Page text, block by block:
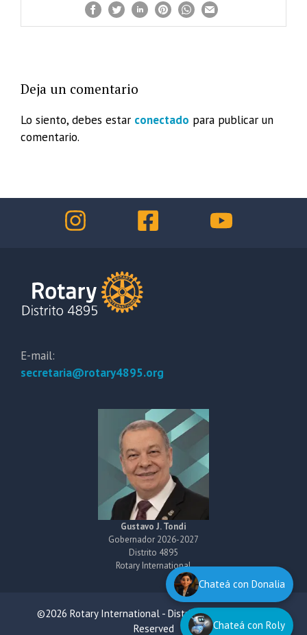
Deja un comentario
Lo siento, debes estar conectado para publicar un
comentario.
E-mail:
secretaria@rotary4895.org
Gustavo J. Tondi
Gobernador 2026-2027
Distrito 4895
Rotary International
©2026 Rotary International - District 4895 All Rights
Reserved
Chateá con Roly
Chateá con Donalia